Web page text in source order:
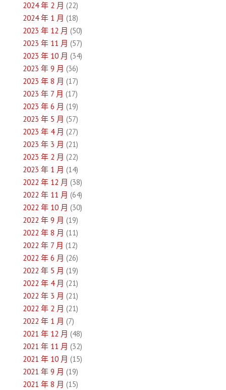
2024 年 2 月 (22)
2024 年 1 月 (18)
2023 年 12 月 (50)
2023 年 11 月 (57)
2023 年 10 月 (34)
2023 年 9 月 (36)
2023 年 8 月 (17)
2023 年 7 月 (17)
2023 年 6 月 (19)
2023 年 5 月 (57)
2023 年 4 月 (27)
2023 年 3 月 (21)
2023 年 2 月 (22)
2023 年 1 月 (14)
2022 年 12 月 (38)
2022 年 11 月 (64)
2022 年 10 月 (30)
2022 年 9 月 (19)
2022 年 8 月 (11)
2022 年 7 月 (12)
2022 年 6 月 (26)
2022 年 5 月 (19)
2022 年 4 月 (21)
2022 年 3 月 (21)
2022 年 2 月 (21)
2022 年 1 月 (7)
2021 年 12 月 (48)
2021 年 11 月 (32)
2021 年 10 月 (15)
2021 年 9 月 (19)
2021 年 8 月 (15)